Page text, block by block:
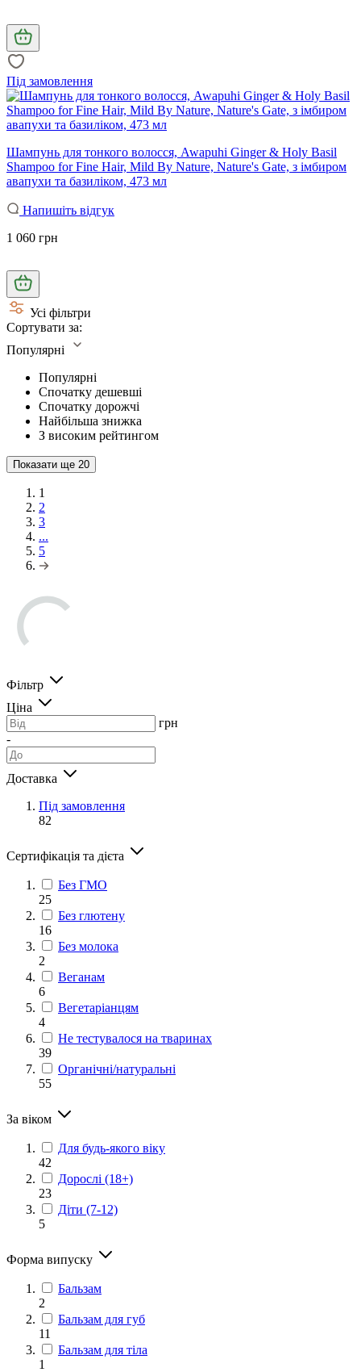
Під замовлення
Шампунь для тонкого волосся, Awapuhi Ginger & Holy Basil
Shampoo for Fine Hair, Mild By Nature, Nature's Gate, з імбиром
авапухи та базиліком, 473 мл
Напишіть відгук
1 060 грн
Усі фільтри
Сортувати за:
Популярні
Популярні
Спочатку дешевші
Спочатку дорожчі
Найбільша знижка
З високим рейтингом
Показати ще 20
1
2
3
...
5
Фільтр
Ціна
грн
-
Доставка
Під замовлення
82
Сертифікація та дієта
Без ГМО
25
Без глютену
16
Без молока
2
Веганам
6
Вегетаріанцям
4
Не тестувалося на тваринах
39
Органічні/натуральні
55
За віком
Для будь-якого віку
42
Дорослі (18+)
23
Діти (7-12)
5
Форма випуску
Бальзам
2
Бальзам для губ
11
Бальзам для тіла
1